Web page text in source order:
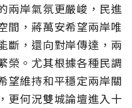
兩岸氣氛更嚴峻，民進
間，蔣萬安希望兩岸唯
斷，還向對岸傳達，兩
榮。尤其根據各種民調
望維持和平穩定兩岸關
更何況雙城論壇進入十